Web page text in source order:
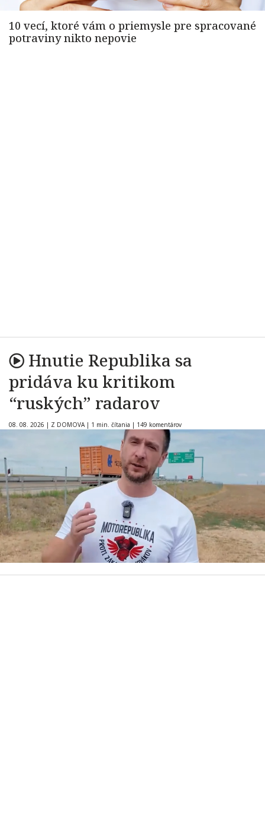
Hnutie Republika sa
pridáva ku kritikom
“ruských” radarov
08. 08. 2026 | Z DOMOVA | 1 min. čítania | 149 komentárov